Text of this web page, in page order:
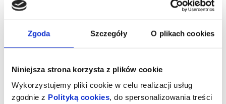
Zgoda Szczegóły O plikach cookies
Niniejsza strona korzysta z plików cookie
Wykorzystujemy pliki cookie w celu realizacji usług
zgodnie z Polityką cookies, do spersonalizowania treści